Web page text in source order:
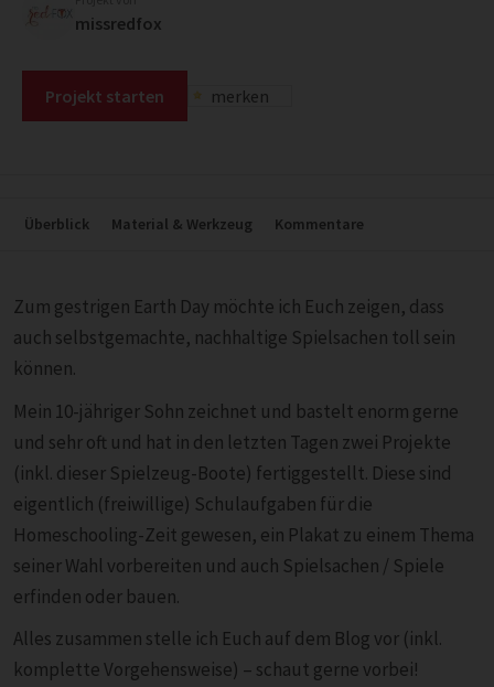
missredfox
Projekt starten merken
Überblick Material & Werkzeug Kommentare
Zum gestrigen Earth Day möchte ich Euch zeigen, dass
auch selbstgemachte, nachhaltige Spielsachen toll sein
können.
Mein 10-jähriger Sohn zeichnet und bastelt enorm gerne
und sehr oft und hat in den letzten Tagen zwei Projekte
(inkl. dieser Spielzeug-Boote) fertiggestellt. Diese sind
eigentlich (freiwillige) Schulaufgaben für die
Homeschooling-Zeit gewesen, ein Plakat zu einem Thema
seiner Wahl vorbereiten und auch Spielsachen / Spiele
erfinden oder bauen.
Alles zusammen stelle ich Euch auf dem Blog vor (inkl.
komplette Vorgehensweise) – schaut gerne vorbei!